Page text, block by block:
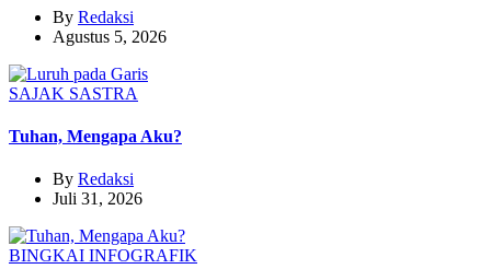
By Redaksi
Agustus 5, 2026
SAJAK SASTRA
Tuhan, Mengapa Aku?
By Redaksi
Juli 31, 2026
BINGKAI INFOGRAFIK